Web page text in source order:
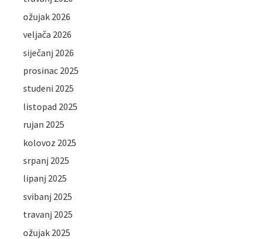
ožujak 2026
veljača 2026
siječanj 2026
prosinac 2025
studeni 2025
listopad 2025
rujan 2025
kolovoz 2025
srpanj 2025
lipanj 2025
svibanj 2025
travanj 2025
ožujak 2025